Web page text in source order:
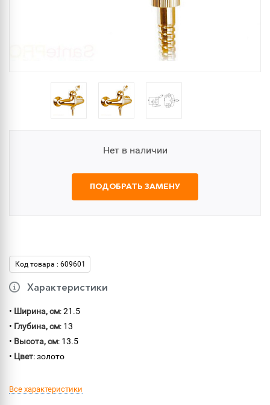
Нет в наличии
ПОДОБРАТЬ ЗАМЕНУ
Код товара : 609601
Характеристики
• Ширина, см: 21.5
• Глубина, см: 13
• Высота, см: 13.5
• Цвет: золото
Все характеристики